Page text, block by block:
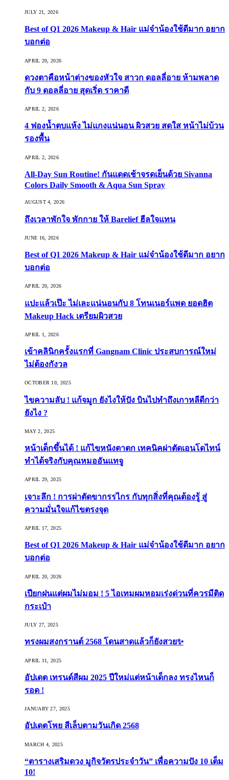
JULY 21, 2026
Best of Q1 2026 Makeup & Hair แม่จ๋าน้องใช้ดีมาก อยาก
บอกต่อ
APRIL 20, 2026
ดวงตาคือหน้าต่างของหัวใจ สาวก ดอลลี่อาย ห้ามพลาด
กับ 9 ดอลลี่อาย สุดเริ่ด ราคาดี
APRIL 2, 2026
4 ฟองน้ำตบแห้ง ไม่แกงแน่นอน ผิวสวย สดใส หน้าไม่บ้วน
รองพื้น
APRIL 2, 2026
All-Day Sun Routine! กันแดดเช้าจรดเย็นด้วย Sivanna
Colors Daily Smooth & Aqua Sun Spray
AUGUST 4, 2026
ถึงเวลาพักใจ พักกาย ให้ Barelief ฮีลใจแทน
JUNE 16, 2026
Best of Q1 2026 Makeup & Hair แม่จ๋าน้องใช้ดีมาก อยาก
บอกต่อ
APRIL 20, 2026
แปะแล้วเป๊ะ ไม่เละแน่นอนกับ 8 โทนเนอร์แพด ยอดฮิต
Makeup Hack เตรียมผิวสวย
APRIL 1, 2026
เข้าคลินิกครั้งแรกที่ Gangnam Clinic ประสบการณ์ใหม่
ไม่ต้องกังวล
OCTOBER 10, 2025
ไขความลับ ! แก้จมูก ยังไงให้ปัง บินไปทำถึงเกาหลีดีกว่า
ยังไง ?
MAY 2, 2025
หน้าเด็กขึ้นได้ ! แก้ไขหนังตาตก เทคนิคผ่าตัดเอนโดไทน์
ทำได้จริงกับคุณหมออันแทจู
APRIL 29, 2025
เจาะลึก ! การผ่าตัดขากรรไกร กับทุกสิ่งที่คุณต้องรู้ สู่
ความมั่นใจแก้ไขตรงจุด
APRIL 17, 2025
Best of Q1 2026 Makeup & Hair แม่จ๋าน้องใช้ดีมาก อยาก
บอกต่อ
APRIL 20, 2026
เปียกฝนแต่ผมไม่มอม ! 5 ไอเทมผมหอมเร่งด่วนที่ควรมีติด
กระเป๋า
JULY 27, 2025
ทรงผมสงกรานต์ 2568 โดนสาดแล้วก็ยังสวย✨
APRIL 11, 2025
อัปเดต เทรนด์สีผม 2025 ปีใหม่แต่หน้าเด็กลง ทรงไหนก็
รอด !
JANUARY 27, 2025
อัปเดตโพย สีเล็บตามวันเกิด 2568
MARCH 4, 2025
“ตารางเสริมดวง มูกิจวัตรประจำวัน” เพื่อความปัง 10 เต็ม
10!